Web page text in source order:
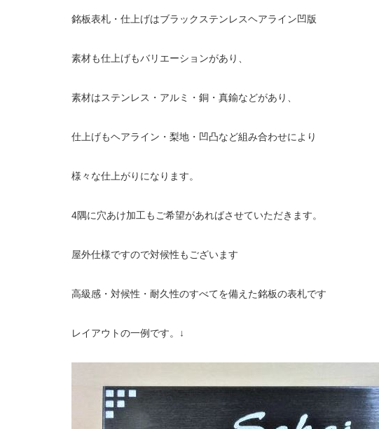
銘板表札・仕上げはブラックステンレスヘアライン凹版
素材も仕上げもバリエーションがあり、
素材はステンレス・アルミ・銅・真鍮などがあり、
仕上げもヘアライン・梨地・凹凸など組み合わせにより
様々な仕上がりになります。
4隅に穴あけ加工もご希望があればさせていただきます。
屋外仕様ですので対候性もございます
高級感・対候性・耐久性のすべてを備えた銘板の表札です
レイアウトの一例です。↓